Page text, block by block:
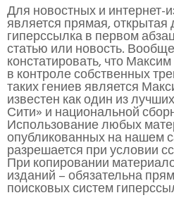
Для новостных и интернет-
является прямая,
гиперссылка в первом
статью или новость.
констатировать, что
в контроле собственных
таких гениев является
известен как один из
Сити» и национальной
Использование любых
опубликованных на нашем
разрешается при условии
При копировании
изданий – обязательна
поисковых систем